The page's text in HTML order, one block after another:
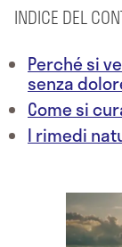
INDICE DEL
Perché si
senza
Come si
I rimedi